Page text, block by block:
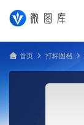
首页 打标图档